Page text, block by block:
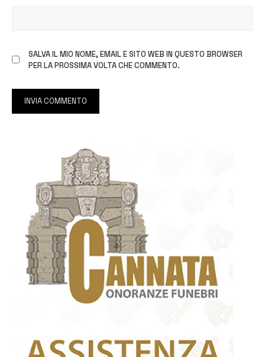
SALVA IL MIO NOME, EMAIL E SITO WEB IN QUESTO BROWSER
PER LA PROSSIMA VOLTA CHE COMMENTO.